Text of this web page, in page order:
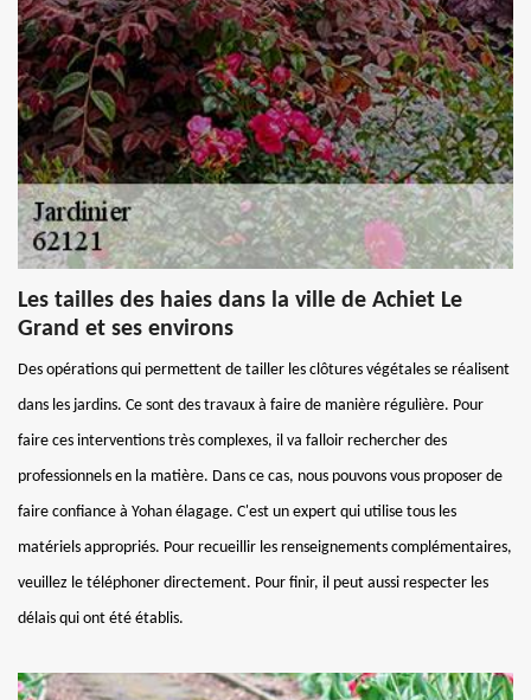
Les tailles des haies dans la ville de Achiet Le
Grand et ses environs
Des opérations qui permettent de tailler les clôtures végétales se réalisent
dans les jardins. Ce sont des travaux à faire de manière régulière. Pour
faire ces interventions très complexes, il va falloir rechercher des
professionnels en la matière. Dans ce cas, nous pouvons vous proposer de
faire confiance à Yohan élagage. C'est un expert qui utilise tous les
matériels appropriés. Pour recueillir les renseignements complémentaires,
veuillez le téléphoner directement. Pour finir, il peut aussi respecter les
délais qui ont été établis.